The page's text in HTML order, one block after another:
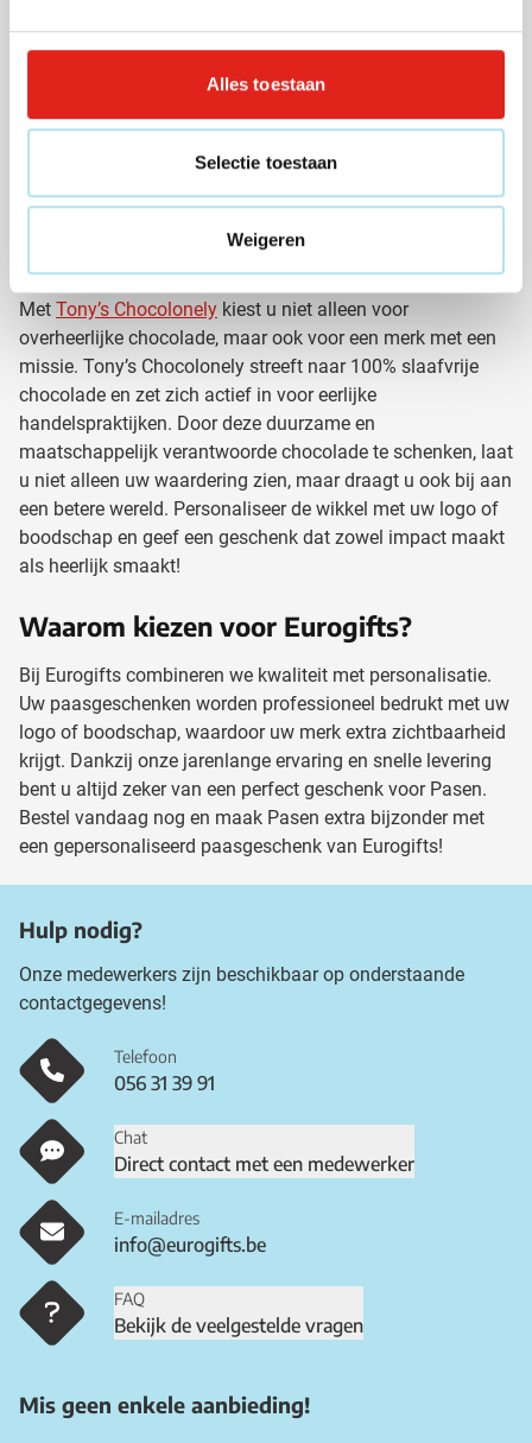
Alles toestaan
Selectie toestaan
Weigeren
witte chocolade, verpakt in doosjes ofzakjesmet uw
heerlijke chocolade, beschikbaar in verschillende
Tony’s Chocolonely: Eerlijke chocolade
met een krachtige boodschap
Met Tony’s Chocolonely kiest u niet alleen voor
overheerlijke chocolade, maar ook voor een merk met een
missie. Tony’s Chocolonely streeft naar 100% slaafvrije
chocolade en zet zich actief in voor eerlijke
handelspraktijken. Door deze duurzame en
maatschappelijk verantwoorde chocolade te schenken, laat
u niet alleen uw waardering zien, maar draagt u ook bij aan
een betere wereld. Personaliseer de wikkel met uw logo of
boodschap en geef een geschenk dat zowel impact maakt
als heerlijk smaakt!
Waarom kiezen voor Eurogifts?
Bij Eurogifts combineren we kwaliteit met personalisatie.
Uw paasgeschenken worden professioneel bedrukt met uw
logo of boodschap, waardoor uw merk extra zichtbaarheid
krijgt. Dankzij onze jarenlange ervaring en snelle levering
bent u altijd zeker van een perfect geschenk voor Pasen.
Bestel vandaag nog en maak Pasen extra bijzonder met
een gepersonaliseerd paasgeschenk van Eurogifts!
Hulp nodig?
Onze medewerkers zijn beschikbaar op onderstaande
contactgegevens!
Telefoon
056 31 39 91
Chat
Direct contact met een medewerker
E-mailadres
info@eurogifts.be
FAQ
Bekijk de veelgestelde vragen
Mis geen enkele aanbieding!